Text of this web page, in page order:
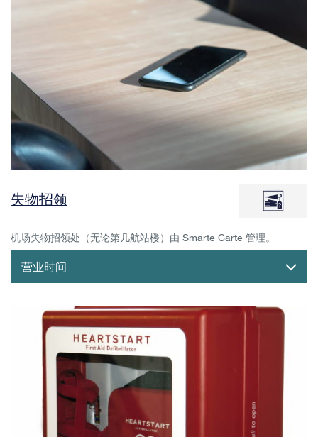
失物招领
机场失物招领处（无论第几航站楼）由 Smarte Carte 管理。
营业时间